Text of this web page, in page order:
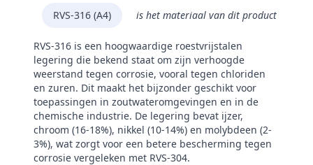
RVS-316 (A4) is het materiaal van dit product
RVS-316 is een hoogwaardige roestvrijstalen
legering die bekend staat om zijn verhoogde
weerstand tegen corrosie, vooral tegen chloriden
en zuren. Dit maakt het bijzonder geschikt voor
toepassingen in zoutwateromgevingen en in de
chemische industrie. De legering bevat ijzer,
chroom (16-18%), nikkel (10-14%) en molybdeen (2-
3%), wat zorgt voor een betere bescherming tegen
corrosie vergeleken met RVS-304.